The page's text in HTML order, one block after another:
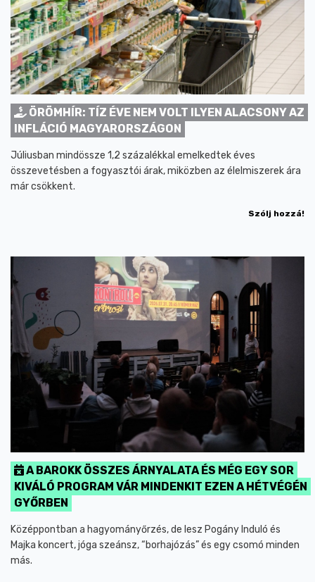
ÖRÖMHÍR: TÍZ ÉVE NEM VOLT ILYEN ALACSONY AZ
INFLÁCIÓ MAGYARORSZÁGON
Júliusban mindössze 1,2 százalékkal emelkedtek éves
összevetésben a fogyasztói árak, miközben az élelmiszerek ára
már csökkent.
Szólj hozzá!
A BAROKK ÖSSZES ÁRNYALATA ÉS MÉG EGY SOR
KIVÁLÓ PROGRAM VÁR MINDENKIT EZEN A HÉTVÉGÉN
GYŐRBEN
Középpontban a hagyományőrzés, de lesz Pogány Induló és
Majka koncert, jóga szeánsz, “borhajózás” és egy csomó minden
más.